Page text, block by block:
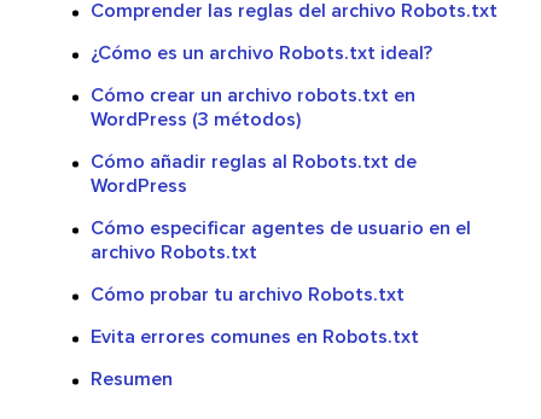
Comprender las reglas del archivo Robots.txt
¿Cómo es un archivo Robots.txt ideal?
Cómo crear un archivo robots.txt en
WordPress (3 métodos)
Cómo añadir reglas al Robots.txt de
WordPress
Cómo especificar agentes de usuario en el
archivo Robots.txt
Cómo probar tu archivo Robots.txt
Evita errores comunes en Robots.txt
Resumen